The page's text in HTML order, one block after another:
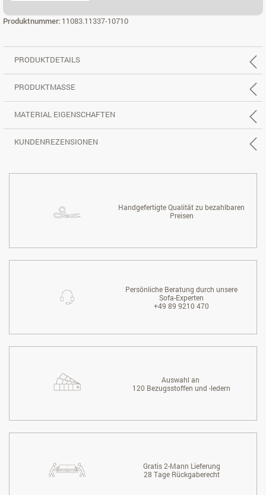
Produktnummer: 11083.11337-10710
PRODUKTDETAILS
PRODUKTMASSE
MATERIAL EIGENSCHAFTEN
KUNDENREZENSIONEN
Handgefertigte Qualität zu bezahlbaren
Preisen
Persönliche Beratung durch unsere
Sofa-Experten
+49 89 9210 470
Auswahl an
120 Bezugsstoffen und -ledern
Gratis 2-Mann Lieferung
28 Tage Rückgaberecht